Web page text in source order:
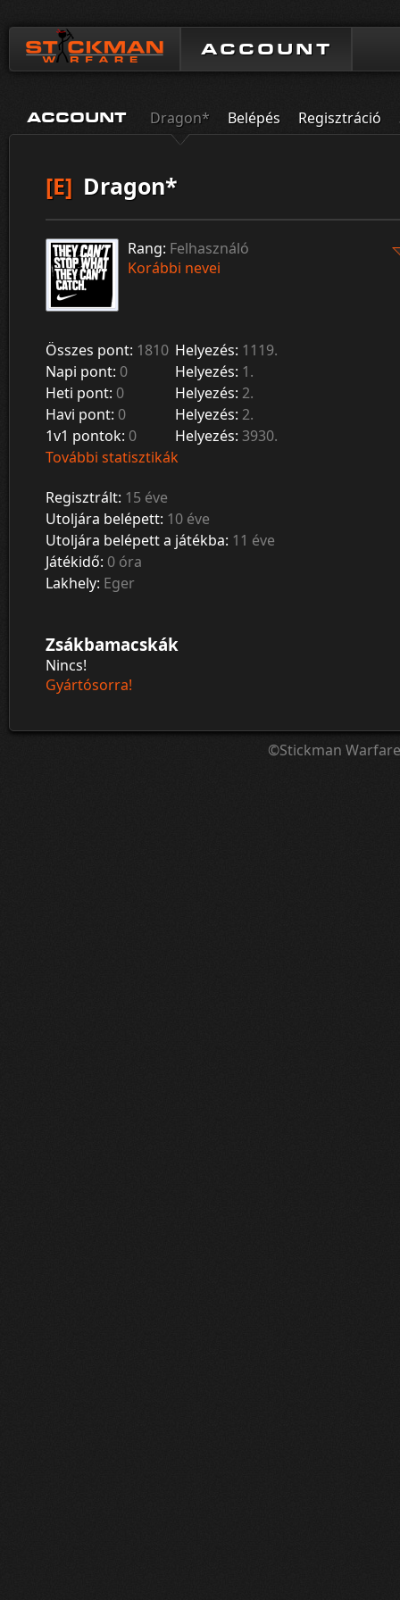
ACCOUNT
ACCOUNT Dragon* Belépés Regisztráció
[E] Dragon*
Rang: Felhasználó
Korábbi nevei
Összes pont: 1810 Helyezés: 1119.
Napi pont: 0 Helyezés: 1.
Heti pont: 0 Helyezés: 2.
Havi pont: 0 Helyezés: 2.
1v1 pontok: 0 Helyezés: 3930.
További statisztikák
Regisztrált: 15 éve
Utoljára belépett: 10 éve
Utoljára belépett a játékba: 11 éve
Játékidő: 0 óra
Lakhely: Eger
Zsákbamacskák
Nincs!
Gyártósorra!
©Stickman Warfare